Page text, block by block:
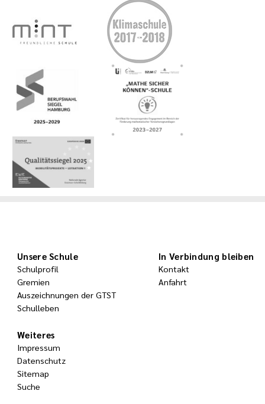
Unsere Schule
Schulprofil
Gremien
Auszeichnungen der GTST
Schulleben
In Verbindung bleiben
Kontakt
Anfahrt
Weiteres
Impressum
Datenschutz
Sitemap
Suche